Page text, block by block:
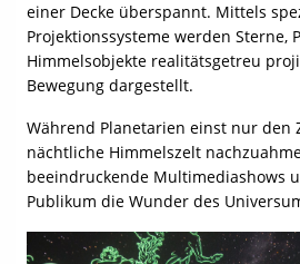
einer Decke überspannt. Mittels
Projektionssysteme werden Sterne,
Himmelsobjekte realitätsgetreu
Bewegung dargestellt.
Während Planetarien einst nur den
nächtliche Himmelszelt
beeindruckende Multimediashows
Publikum die Wunder des